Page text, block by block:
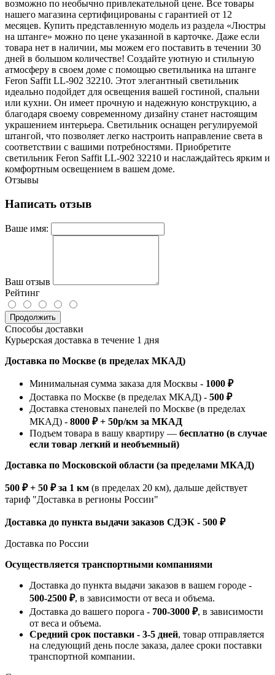
возможно по необычно привлекательной цене. Все товары
нашего магазина сертифицированы с гарантией от 12
месяцев. Купить представленную модель из раздела «Люстры
на штанге» можно по цене указанной в карточке. Даже если
товара нет в наличии, мы можем его поставить в течении 30
дней в большом количестве! Создайте уютную и стильную
атмосферу в своем доме с помощью светильника на штанге
Feron Saffit LL-902 32210. Этот элегантный светильник
идеально подойдет для освещения вашей гостиной, спальни
или кухни. Он имеет прочную и надежную конструкцию, а
благодаря своему современному дизайну станет настоящим
украшением интерьера. Светильник оснащен регулируемой
штангой, что позволяет легко настроить направление света в
соответствии с вашими потребностями. Приобретите
светильник Feron Saffit LL-902 32210 и наслаждайтесь ярким и
комфортным освещением в вашем доме.
Отзывы
Написать отзыв
Ваше имя:
Ваш отзыв
Рейтинг
Продолжить
Способы доставки
Курьерская доставка в течение 1 дня
Доставка по Москве (в пределах МКАД)
Минимальная сумма заказа для Москвы - 1000 ₽
Доставка по Москве (в пределах МКАД) - 500 ₽
Доставка стеновых панелей по Москве (в пределах
МКАД) - 8000 ₽ + 50р/км за МКАД
Подъем товара в вашу квартиру — бесплатно (в случае
если товар легкий и необъемный)
Доставка по Московской области (за пределами МКАД)
500 ₽ + 50 ₽ за 1 км (в пределах 20 км), дальше действует
тариф "Доставка в регионы России"
Доставка до пункта выдачи заказов СДЭК - 500 ₽
Доставка по России
Осуществляется транспортными компаниями
Доставка до пункта выдачи заказов в вашем городе -
500-2500 ₽, в зависимости от веса и объема.
Доставка до вашего порога - 700-3000 ₽, в зависимости
от веса и объема.
Средний срок поставки - 3-5 дней, товар отправляется
на следующий день после заказа, далее сроки поставки
транспортной компании.